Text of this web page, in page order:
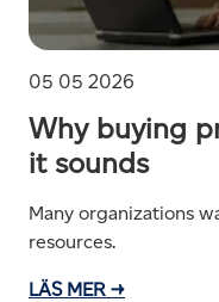
05 05 2026
Why buying
it sounds
Many organizations
resources.
LÄS MER →